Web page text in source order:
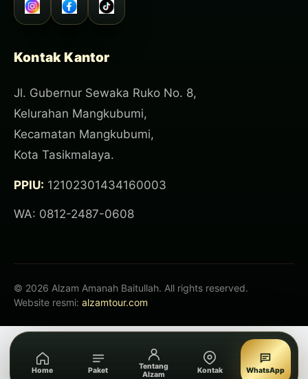
Home Paket
Tentang
Alzam
Kontak WhatsApp
Kontak Kantor
Jl. Gubernur Sewaka Ruko No. 8,
Kelurahan Mangkubumi,
Kecamatan Mangkubumi,
Kota Tasikmalaya.
PPIU: 12102301434160003
WA: 0812-2487-0608
© 2026 Alzam Amanah Baitullah. All rights reserved.
Website resmi: alzamtour.com